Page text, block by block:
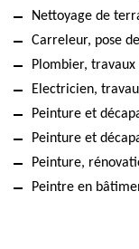
Nettoyage de
Carreleur, pose
Plombier,
Electricien,
Peinture et
Peinture et
Peinture,
Peintre en